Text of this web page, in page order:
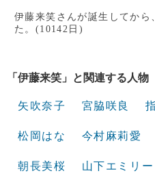
伊藤来笑さんが誕生してから
た。(10142日)
「伊藤来笑」と関連する人物
矢吹奈子 宮脇咲良
松岡はな 今村麻莉愛
朝長美桜 山下エミリー